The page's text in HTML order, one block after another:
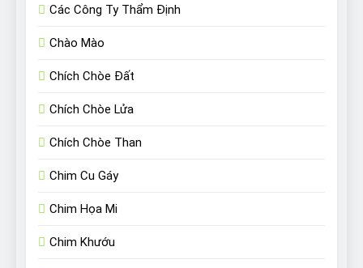
Các Công Ty Thẩm Định
Chào Mào
Chích Chòe Đất
Chích Chòe Lửa
Chích Chòe Than
Chim Cu Gáy
Chim Họa Mi
Chim Khướu